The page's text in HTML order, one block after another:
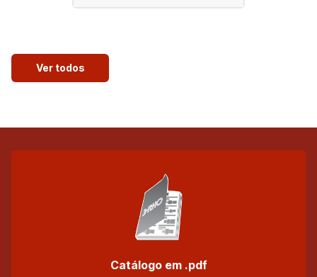
Ver todos
Catálogo em .pdf